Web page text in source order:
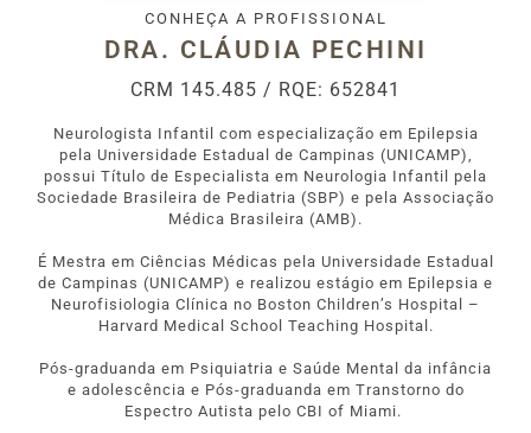
CONHEÇA A PROFISSIONAL
DRA. CLÁUDIA PECHINI
CRM 145.485 / RQE: 652841
Neurologista Infantil com especialização em Epilepsia
pela Universidade Estadual de Campinas (UNICAMP),
possui Título de Especialista em Neurologia Infantil pela
Sociedade Brasileira de Pediatria (SBP) e pela Associação
Médica Brasileira (AMB).
É Mestra em Ciências Médicas pela Universidade Estadual
de Campinas (UNICAMP) e realizou estágio em Epilepsia e
Neurofisiologia Clínica no Boston Children’s Hospital –
Harvard Medical School Teaching Hospital.
Pós-graduanda em Psiquiatria e Saúde Mental da infância
e adolescência e Pós-graduanda em Transtorno do
Espectro Autista pelo CBI of Miami.